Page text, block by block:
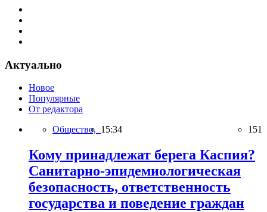
Актуально
Новое
Популярные
От редактора
Общество, 15:34 151
Кому принадлежат берега Каспия?
Санитарно-эпидемиологическая
безопасность, ответственность
государства и поведение граждан